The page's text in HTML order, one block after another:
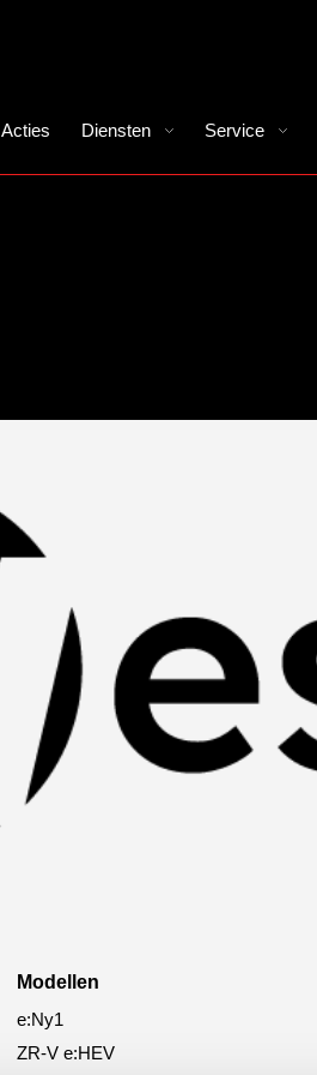
Acties Diensten Service
Modellen
e:Ny1
ZR-V e:HEV